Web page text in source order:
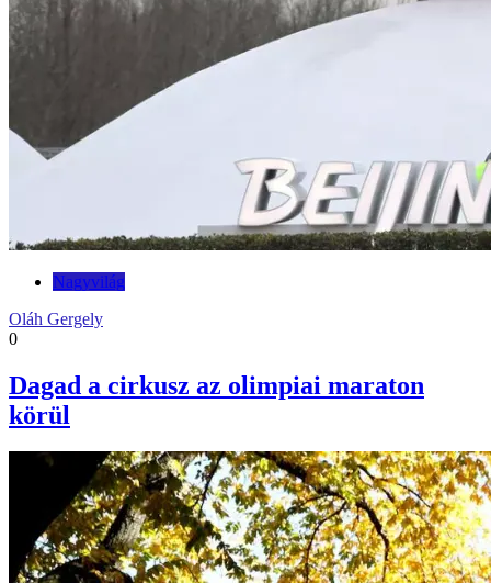
Nagyvilág
Oláh Gergely
0
Dagad a cirkusz az olimpiai maraton
körül